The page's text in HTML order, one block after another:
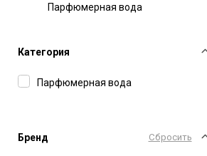
Парфюмерная вода
Категория
Парфюмерная вода
Бренд Сбросить